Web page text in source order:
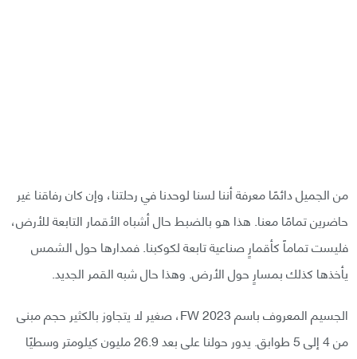
من الجميل دائمًا معرفة أننا لسنا لوحدنا في رحلتنا، وإن كان رفاقنا غير
حاضرين تمامًا معنا. هذا هو بالضبط حال أشباه الأقمار التابعة للأرض،
فليست تماماً كأقمارٍ صناعية تابعة لكوكبنا. فمدارها حول الشمس
يأخذها كذلك بمسارٍ حول الأرض. وهذا حال شبه القمر الجديد.
الجسيم المعروف باسم 2023 FW، صغير لا يتجاوز بالكثير حجم مبنى
من 4 إلى 5 طوابق. يدور حولنا على بعد 26.9 مليون كيلومتر وسطيًا